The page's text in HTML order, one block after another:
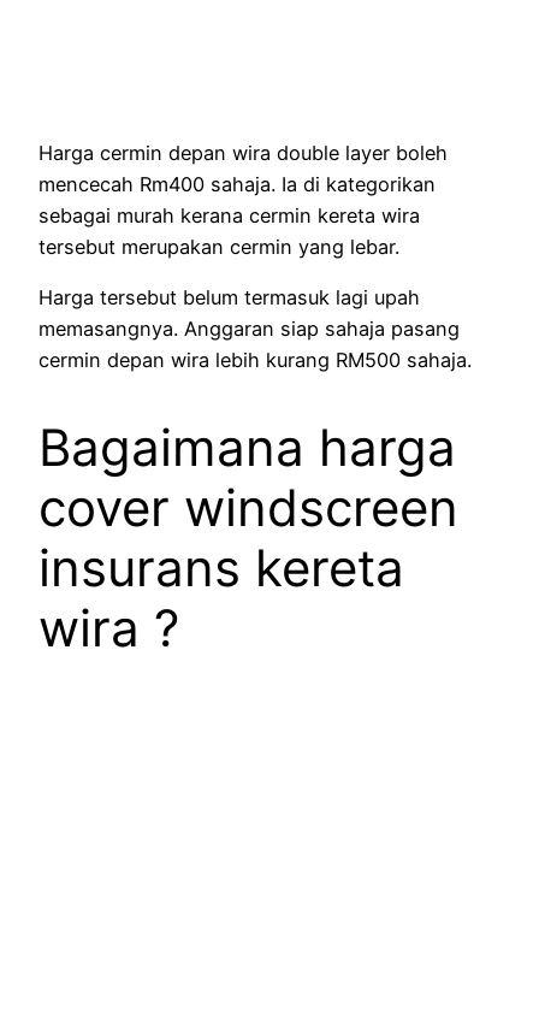
Harga cermin depan wira double layer boleh
mencecah Rm400 sahaja. Ia di kategorikan
sebagai murah kerana cermin kereta wira
tersebut merupakan cermin yang lebar.
Harga tersebut belum termasuk lagi upah
memasangnya. Anggaran siap sahaja pasang
cermin depan wira lebih kurang RM500 sahaja.
Bagaimana harga
cover windscreen
insurans kereta
wira ?